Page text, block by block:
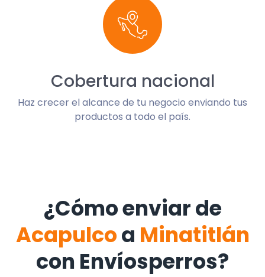
Cobertura nacional
Haz crecer el alcance de tu negocio enviando tus
productos a todo el país.
¿Cómo enviar de
Acapulcoa Minatitlán
con Envíosperros?